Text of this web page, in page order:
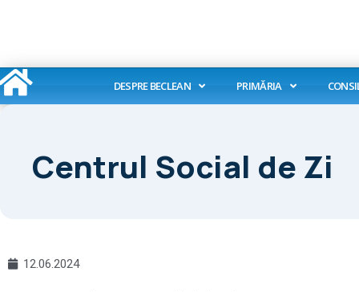
DESPRE BECLEAN PRIMĂRIA
Centrul Social de Zi
12.06.2024